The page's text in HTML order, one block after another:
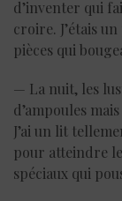
d’inventer qui
croire. J’étais
pièces qui
— La nuit, les
d’ampoules
J’ai un lit
pour atteindre
spéciaux qui